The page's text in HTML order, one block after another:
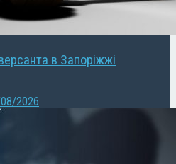
в Запоріжжі
2026